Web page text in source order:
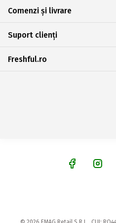
Comenzi și livrare
Suport clienți
Freshful.ro